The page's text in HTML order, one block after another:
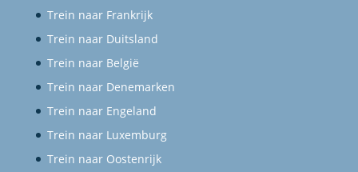
Trein naar Frankrijk
Trein naar Duitsland
Trein naar België
Trein naar Denemarken
Trein naar Engeland
Trein naar Luxemburg
Trein naar Oostenrijk